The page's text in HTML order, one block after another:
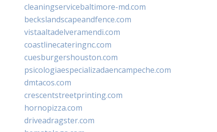
cleaningservicebaltimore-md.com
beckslandscapeandfence.com
vistaaltadelveramendi.com
coastlinecateringnc.com
cuesburgershouston.com
psicologiaespecializadaencampeche.com
dmtacos.com
crescentstreetprinting.com
hornopizza.com
driveadragster.com